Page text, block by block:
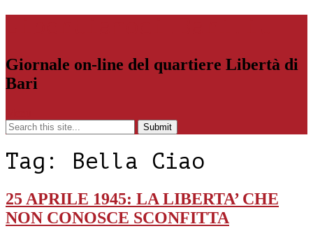
Giornale on-line del quartiere Libertà di
Bari
Tag: Bella Ciao
25 APRILE 1945: LA LIBERTA’ CHE
NON CONOSCE SCONFITTA